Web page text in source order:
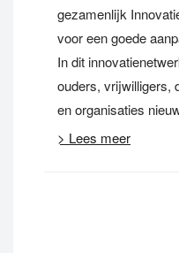
gezamenlijk
voor een goede
In dit
ouders, vrijwilligers,
en organisaties
> Lees meer